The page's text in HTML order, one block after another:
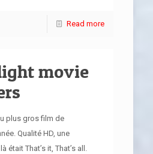
Read more
movie
plus gros film de
Qualité HD, une
était That’s it, That’s all.